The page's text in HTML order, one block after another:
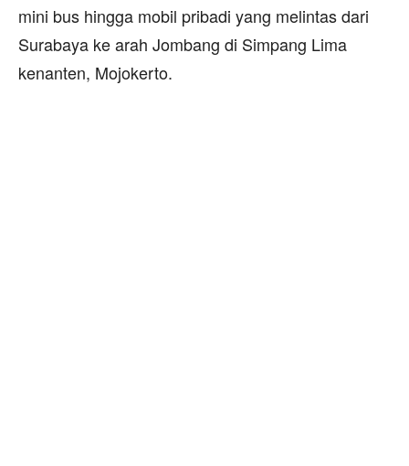
mini bus hingga mobil pribadi yang melintas dari
Surabaya ke arah Jombang di Simpang Lima
kenanten, Mojokerto.